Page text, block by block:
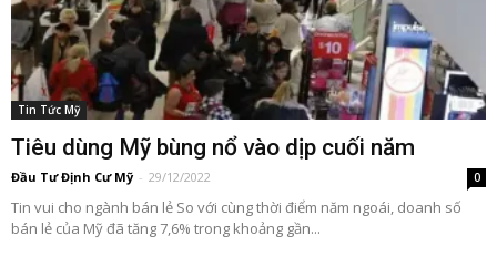
Tin Tức Mỹ
Tiêu dùng Mỹ bùng nổ vào dịp cuối năm
Đầu Tư Định Cư Mỹ - 29/12/2022 0
Tin vui cho ngành bán lẻ So với cùng thời điểm năm ngoái, doanh số
bán lẻ của Mỹ đã tăng 7,6% trong khoảng gần...